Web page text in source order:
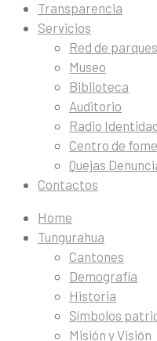
Transparencia
Servicios
Red de parques
Museo
Biblioteca
Auditorio
Radio
Centro de
Quejas
Contactos
Home
Tungurahua
Cantones
Demografía
Historia
Símbolos
Misión y Visión